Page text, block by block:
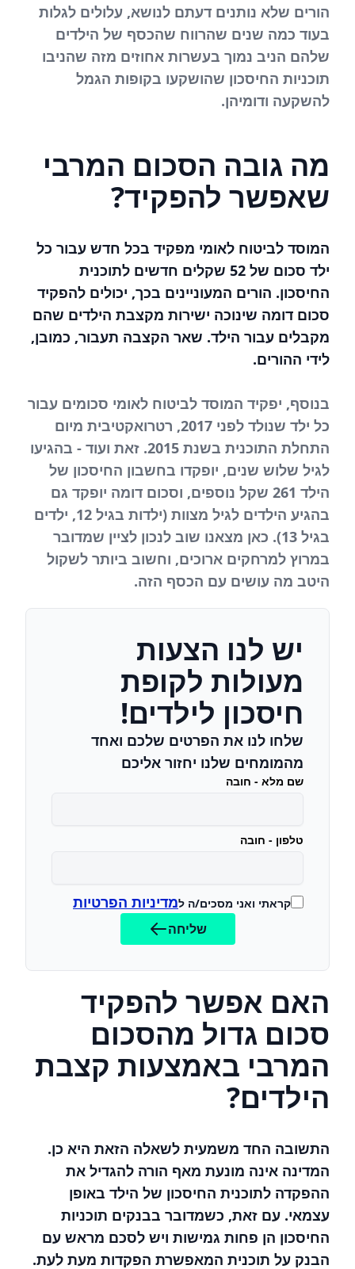
הורים שלא נותנים דעתם לנושא, עלולים לגלות
בעוד כמה שנים שהרווח שהכסף של הילדים
שלהם הניב נמוך בעשרות אחוזים מזה שהניבו
תוכניות החיסכון שהושקעו בקופות הגמל
להשקעה ודומיהן.
מה גובה הסכום המרבי
שאפשר להפקיד?
המוסד לביטוח לאומי מפקיד בכל חדש עבור כל
ילד סכום של 52 שקלים חדשים לתוכנית
החיסכון. הורים המעוניינים בכך, יכולים להפקיד
סכום דומה שינוכה ישירות מקצבת הילדים שהם
מקבלים עבור הילד. שאר הקצבה תעבור, כמובן,
לידי ההורים.
בנוסף, יפקיד המוסד לביטוח לאומי סכומים עבור
כל ילד שנולד לפני 2017, רטרואקטיבית מיום
התחלת התוכנית בשנת 2015. זאת ועוד - בהגיעו
לגיל שלוש שנים, יופקדו בחשבון החיסכון של
הילד 261 שקל נוספים, וסכום דומה יופקד גם
בהגיע הילדים לגיל מצוות (ילדות בגיל 12, ילדים
בגיל 13). כאן מצאנו שוב לנכון לציין שמדובר
במרוץ למרחקים ארוכים, וחשוב ביותר לשקול
היטב מה עושים עם הכסף הזה.
יש לנו הצעות
מעולות לקופת
חיסכון לילדים!
שלחו לנו את הפרטים שלכם ואחד
מהמומחים שלנו יחזור אליכם
שם מלא - חובה
טלפון - חובה
קראתי ואני מסכים/ה למדיניות הפרטיות
שליחה
האם אפשר להפקיד
סכום גדול מהסכום
המרבי באמצעות קצבת
הילדים?
התשובה החד משמעית לשאלה הזאת היא כן.
המדינה אינה מונעת מאף הורה להגדיל את
ההפקדה לתוכנית החיסכון של הילד באופן
עצמאי. עם זאת, כשמדובר בבנקים תוכניות
החיסכון הן פחות גמישות ויש לסכם מראש עם
הבנק על תוכנית המאפשרת הפקדות מעת לעת.